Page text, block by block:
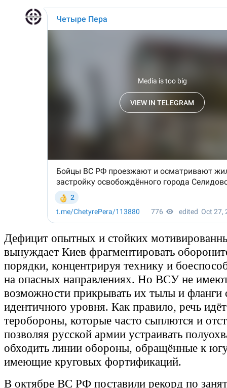
Дефицит опытных и стойких
вынуждает Киев фрагментировать
порядки, концентрируя технику и
на опасных направлениях. Но ВСУ не
возможности прикрывать их тылы и
идентичного уровня. Как правило, речь
теробороны, которые часто сыплются и
позволяя русской армии устраивать
обходить линии обороны, обращённые к
имеющие круговых фортификаций.
В октябре ВС РФ поставили рекорд по